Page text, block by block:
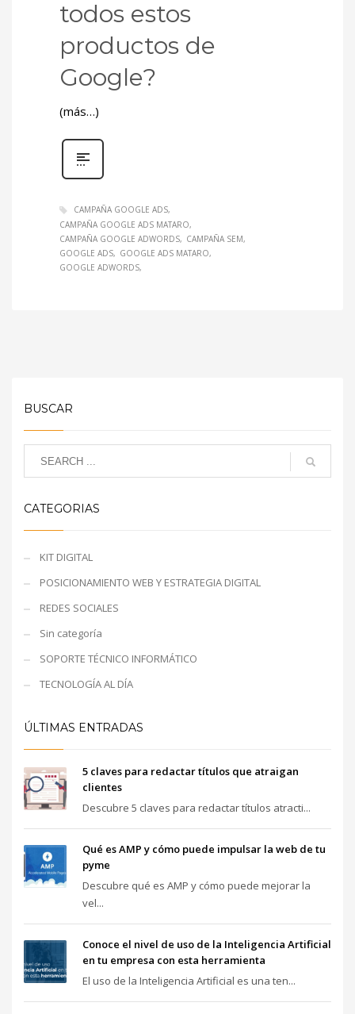
todos estos
productos de
Google?
(más…)
CAMPAÑA GOOGLE ADS
CAMPAÑA GOOGLE ADS MATARO
CAMPAÑA GOOGLE ADWORDS
CAMPAÑA SEM
GOOGLE ADS
GOOGLE ADS MATARO
GOOGLE ADWORDS
BUSCAR
CATEGORIAS
KIT DIGITAL
POSICIONAMIENTO WEB Y ESTRATEGIA DIGITAL
REDES SOCIALES
Sin categoría
SOPORTE TÉCNICO INFORMÁTICO
TECNOLOGÍA AL DÍA
ÚLTIMAS ENTRADAS
5 claves para redactar títulos que atraigan
clientes
Descubre 5 claves para redactar títulos atracti...
Qué es AMP y cómo puede impulsar la web de tu
pyme
Descubre qué es AMP y cómo puede mejorar la
vel...
Conoce el nivel de uso de la Inteligencia Artificial
en tu empresa con esta herramienta
El uso de la Inteligencia Artificial es una ten...